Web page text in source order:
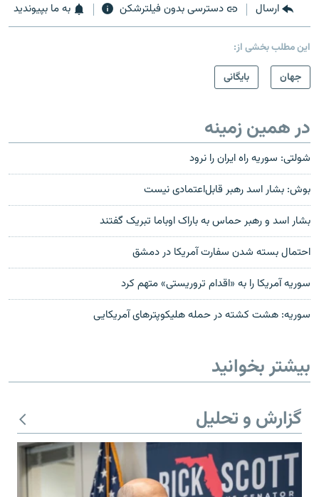
ارسال دسترسی بدون فیلترشکن به ما بپیوندید
این مطلب بخشی از:
جهان
بایگانی
در همین زمینه
شولتی: سوریه راه ایران را نرود
بوش: بشار اسد رهبر قابل‌اعتمادی نیست
بشار اسد و رهبر حماس به باراک اوباما تبریک گفتند
احتمال بسته شدن سفارت آمریکا در دمشق
سوریه آمریکا را به «اقدام تروریستی» متهم کرد
سوریه: هشت کشته در حمله هلیکوپترهای آمریکایی
بیشتر بخوانید
گزارش و تحلیل